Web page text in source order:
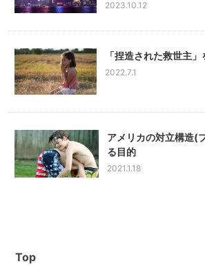
2023.10.12
「捏造された救世主」
2022.7.1
アメリカの対立構造(
る目的
2021.1.18
Top